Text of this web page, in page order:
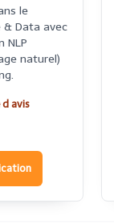
le
& Data avec
NLP
naturel)
d avis